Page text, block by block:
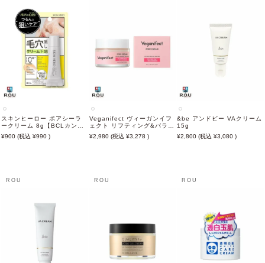
スキンヒーロー ポアシーラ
ークリーム 8g【BCLカンパ
ニー】
900 990
Veganifect ヴィーガンイフ
ェクト リフティング&バラン
シング フィグチェストナッ
ツ ポアベルベットクリーム
2,980 3,278
&be アンドビー VAクリーム
15g
2,800
3,080
ROU ROU ROU